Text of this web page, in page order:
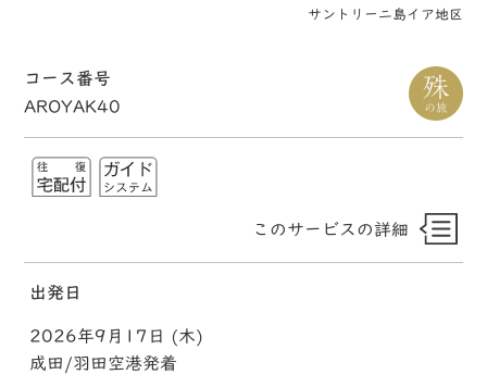
サントリーニ島イア地区
コース番号
AROYAK40
このサービスの詳細
出発日
2026年9月17日 (木)
成田/羽田空港発着